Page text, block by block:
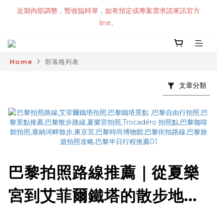
近期內部調整，暫收臨時單，如有預定或專案需求請來訊官方
line。
Home 部落格列表
文章分類
巴黎拍照路線推薦｜從夏樂
宮到艾菲爾鐵塔的散步地圖